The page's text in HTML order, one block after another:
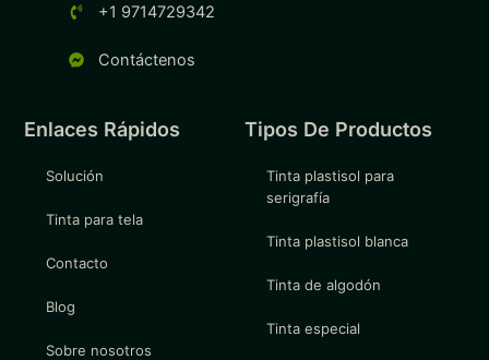
Enlaces Rápidos
Solución
Tinta para tela
Contacto
Blog
Sobre nosotros
Tipos De Productos
Tinta plastisol para
serigrafía
Tinta plastisol blanca
Tinta de algodón
Tinta especial
+1 9714729342
Contáctenos